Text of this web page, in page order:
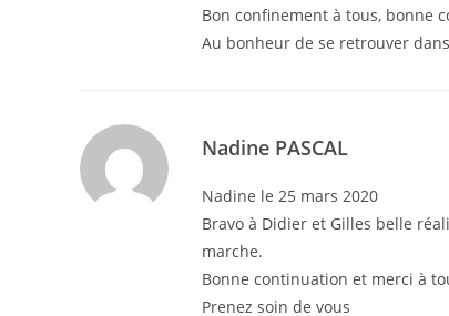
Bon confinement à tous, bonne
Au bonheur de se retrouver
Nadine PASCAL
Nadine le 25 mars 2020
Bravo à Didier et Gilles belle
marche.
Bonne continuation et merci à
Prenez soin de vous